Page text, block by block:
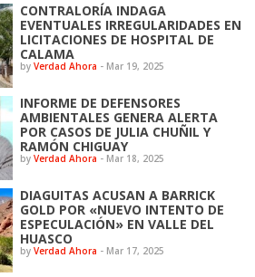
CONTRALORÍA INDAGA
EVENTUALES IRREGULARIDADES EN
LICITACIONES DE HOSPITAL DE
CALAMA
byVerdad Ahora - Mar 19, 2025
INFORME DE DEFENSORES
AMBIENTALES GENERA ALERTA
POR CASOS DE JULIA CHUÑIL Y
RAMÓN CHIGUAY
byVerdad Ahora - Mar 18, 2025
DIAGUITAS ACUSAN A BARRICK
GOLD POR «NUEVO INTENTO DE
ESPECULACIÓN» EN VALLE DEL
HUASCO
byVerdad Ahora - Mar 17, 2025